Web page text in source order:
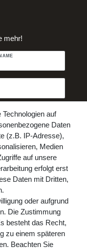
mehr!
es sich um ein Pflichtfeld.
auf
Daten
(z.B. IP-Adresse),
Medien
auf unsere
erfolgt erst
Daten mit Dritten,
oder aufgrund
Die Zustimmung
besteht das Recht,
zu einem späteren
Beachten Sie